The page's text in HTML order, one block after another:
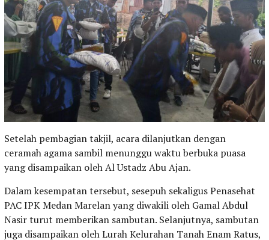
Setelah pembagian takjil, acara dilanjutkan dengan
ceramah agama sambil menunggu waktu berbuka puasa
yang disampaikan oleh Al Ustadz Abu Ajan.
Dalam kesempatan tersebut, sesepuh sekaligus Penasehat
PAC IPK Medan Marelan yang diwakili oleh Gamal Abdul
Nasir turut memberikan sambutan. Selanjutnya, sambutan
juga disampaikan oleh Lurah Kelurahan Tanah Enam Ratus,